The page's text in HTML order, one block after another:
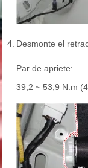
4. Desmonte el
Par de apriete:
39,2 ~ 53,9 N.m